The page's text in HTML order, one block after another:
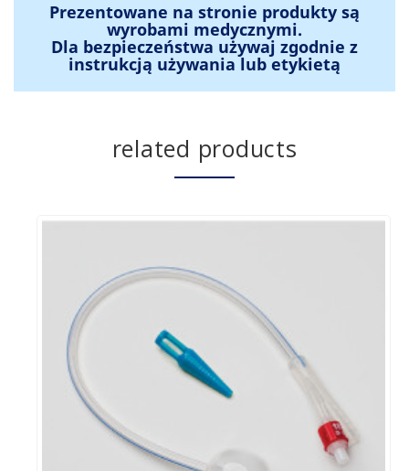
Prezentowane na stronie produkty są
wyrobami medycznymi.
Dla bezpieczeństwa używaj zgodnie z
instrukcją używania lub etykietą
related products